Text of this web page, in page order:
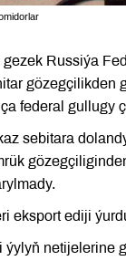
Russiýa
federal gullugy
sebitara
eksport ediji
netijelerine